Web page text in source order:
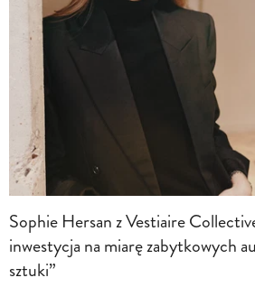
Sophie Hersan z Vestiaire
inwestycja na miarę zabytkowych
sztuki”